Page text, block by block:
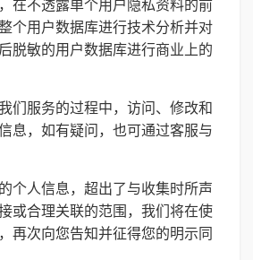
在不透露单个用户隐私资料的前
个用户数据库进行技术分析并对
脱敏的用户数据库进行商业上的
们服务的过程中，访问、修改和
息，如有疑问，也可通过客服与
个人信息，超出了与收集时所声
或合理关联的范围，我们将在使
再次向您告知并征得您的明示同